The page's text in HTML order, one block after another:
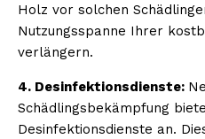
Holz vor solchen
Nutzungsspanne Ihrer
verlängern.
4. Desinfektionsdienste:
Schädlingsbekämpfung
Desinfektionsdienste an.